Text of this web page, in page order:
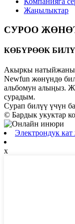
Жаңылыктар
СУРОО
КӨБҮРӨӨК
Акыркы натыйжаны
Newfun жөнүндө
альбомун алыңыз.
сурадым.
Сурап ​​билүү үчүн
© Бардык укуктар
Электрондук
x